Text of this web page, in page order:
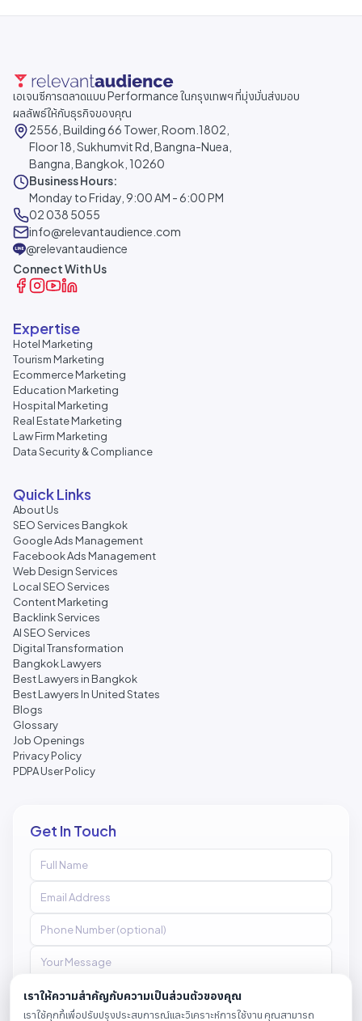
เอเจนซีการตลาดแบบ Performance ในกรุงเทพฯ ที่มุ่งมั่นส่งมอบ
ผลลัพธ์ให้กับธุรกิจของคุณ
2556, Building 66 Tower, Room.1802,
Floor 18, Sukhumvit Rd, Bangna-Nuea,
Bangna, Bangkok, 10260
Business Hours:
Monday to Friday, 9:00 AM - 6:00 PM
02 038 5055
info@relevantaudience.com
@relevantaudience
Connect With Us
Expertise
Hotel Marketing
Tourism Marketing
Ecommerce Marketing
Education Marketing
Hospital Marketing
Real Estate Marketing
Law Firm Marketing
Data Security & Compliance
Quick Links
About Us
SEO Services Bangkok
Google Ads Management
Facebook Ads Management
Web Design Services
Local SEO Services
Content Marketing
Backlink Services
AI SEO Services
Digital Transformation
Bangkok Lawyers
Best Lawyers in Bangkok
Best Lawyers In United States
Blogs
Glossary
Job Openings
Privacy Policy
PDPA User Policy
Get In Touch
เราให้ความสำคัญกับความเป็นส่วนตัวของคุณ
เราใช้คุกกี้เพื่อปรับปรุงประสบการณ์และวิเคราะห์การใช้งาน คุณสามารถ